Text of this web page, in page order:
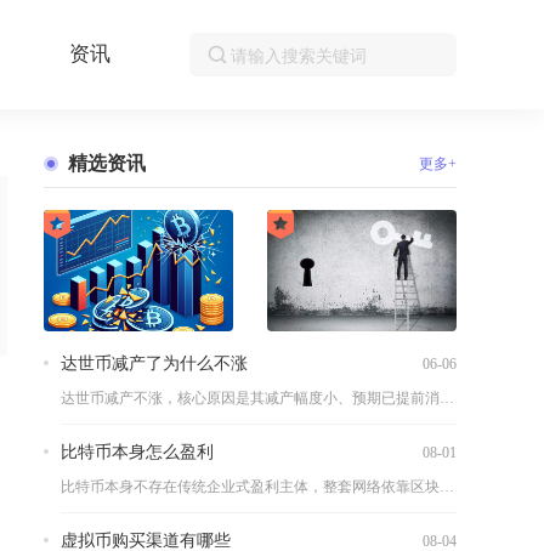
资讯
精选资讯 更多+
达世币减产了为什么不涨 06-06
达世币减产不涨，核心原因是其减产幅度小、预期已提前消化，叠加...
比特币本身怎么盈利 08-01
比特币本身不存在传统企业式盈利主体，整套网络依靠区块补贴与交...
虚拟币购买渠道有哪些 08-04